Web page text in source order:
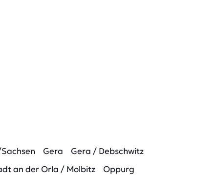
Gera
Gera / Debschwitz
an der Orla / Molbitz
Oppurg